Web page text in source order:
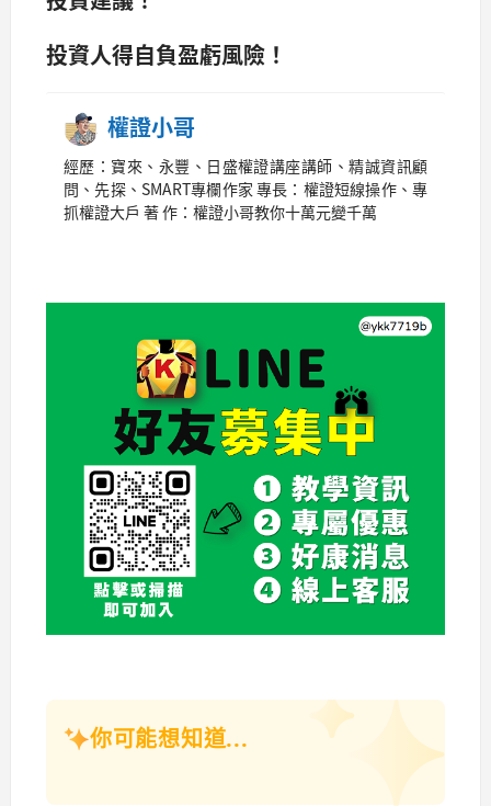
投資人得自負盈虧風險！
權證小哥
經歷：寶來、永豐、日盛權證講座講師、精誠資訊顧
問、先探、SMART專欄作家 專長：權證短線操作、專
抓權證大戶 著 作：權證小哥教你十萬元變千萬
你可能想知道...